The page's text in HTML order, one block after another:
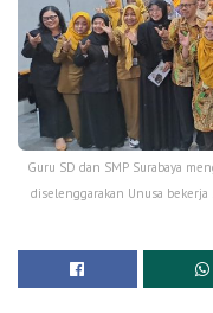
Guru SD dan SMP Surabaya
diselenggarakan Unusa bekerja